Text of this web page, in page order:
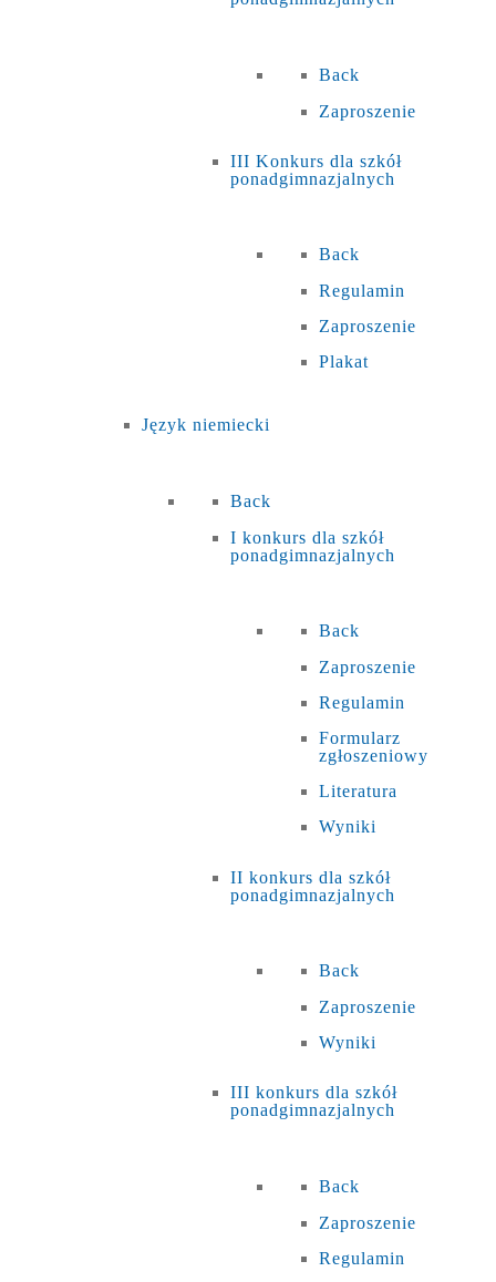
Back
Zaproszenie
III Konkurs dla szkół
ponadgimnazjalnych
Back
Regulamin
Zaproszenie
Plakat
Język niemiecki
Back
I konkurs dla szkół
ponadgimnazjalnych
Back
Zaproszenie
Regulamin
Formularz
zgłoszeniowy
Literatura
Wyniki
II konkurs dla szkół
ponadgimnazjalnych
Back
Zaproszenie
Wyniki
III konkurs dla szkół
ponadgimnazjalnych
Back
Zaproszenie
Regulamin